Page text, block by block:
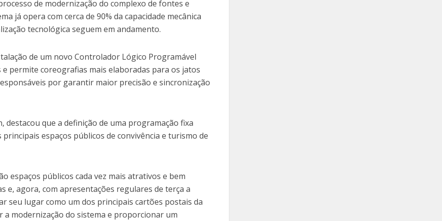
de modernização do complexo de fontes e
já opera com cerca de 90% da capacidade mecânica
tecnológica seguem em andamento.
de um novo Controlador Lógico Programável
permite coreografias mais elaboradas para os jatos
por garantir maior precisão e sincronização
que a definição de uma programação fixa
espaços públicos de convivência e turismo de
espaços públicos cada vez mais atrativos e bem
e, agora, com apresentações regulares de terça a
seu lugar como um dos principais cartões postais da
a modernização do sistema e proporcionar um